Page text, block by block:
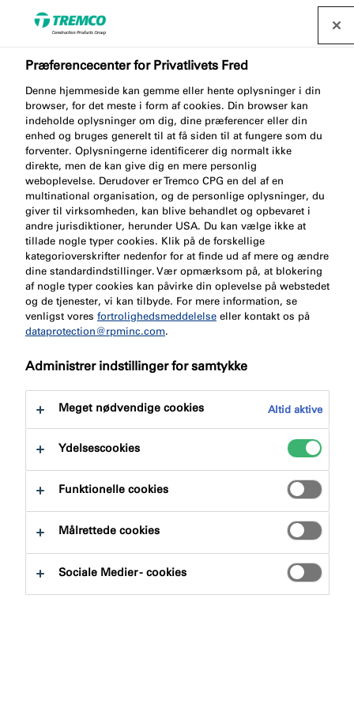
Kontakt en specialist i
passiv brandbeskyttelse
Tal med vores team af brancheeksperter inden for
passiv brandbeskyttelse. Vi er her for at hjælpe dig
med alt fra produktvalg til spørgsmål om
anvendelse.
os
og lagre
Smart brandbeskyttelse
Præferencecenter for Privatlivets Fred
Denne hjemmeside kan gemme eller hente oplysninger i din
browser, for det meste i form af cookies. Din browser kan
indeholde oplysninger om dig, dine præferencer eller din
enhed og bruges generelt til at få siden til at fungere som du
forventer. Oplysningerne identificerer dig normalt ikke
direkte, men de kan give dig en mere personlig
weboplevelse. Derudover er Tremco CPG en del af en
multinational organisation, og de personlige oplysninger, du
giver til virksomheden, kan blive behandlet og opbevaret i
andre jurisdiktioner, herunder USA. Du kan vælge ikke at
tillade nogle typer cookies. Klik på de forskellige
kategorioverskrifter nedenfor for at finde ud af mere og ændre
dine standardindstillinger. Vær opmærksom på, at blokering
af nogle typer cookies kan påvirke din oplevelse på webstedet
og de tjenester, vi kan tilbyde. For mere information, se
venligst vores fortrolighedsmeddelelse eller kontakt os på
dataprotection@rpminc.com.
Administrer indstillinger for samtykke
Meget nødvendige cookies Altid aktive
Ydelsescookies
Funktionelle cookies
Målrettede cookies
Sociale Medier - cookies